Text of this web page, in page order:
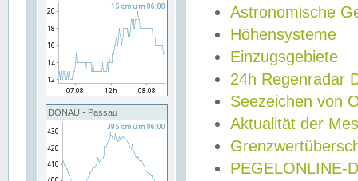
DONAU - Passau
Astronomische
Höhensysteme
Einzugsgebiete
24h Regenradar
Seezeichen von
Aktualität der
PEGELONLINE-